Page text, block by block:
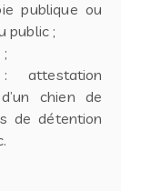
publique ou
public ;
attestation
chien de
de détention